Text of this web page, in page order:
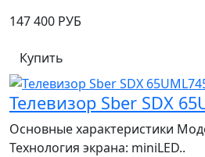
147 400 РУБ
Купить
Телевизор Sber SDX
Основные характеристики
Технология экрана: miniLED..